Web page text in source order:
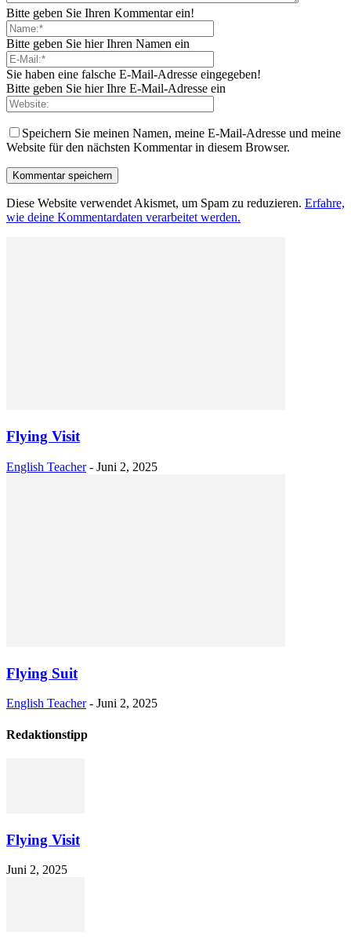
Bitte geben Sie Ihren Kommentar ein!
Bitte geben Sie hier Ihren Namen ein
Sie haben eine falsche E-Mail-Adresse eingegeben!
Bitte geben Sie hier Ihre E-Mail-Adresse ein
Speichern Sie meinen Namen, meine E-Mail-Adresse und meine
Website für den nächsten Kommentar in diesem Browser.
Diese Website verwendet Akismet, um Spam zu reduzieren. Erfahre,
wie deine Kommentardaten verarbeitet werden.
Flying Visit
English Teacher - Juni 2, 2025
Flying Suit
English Teacher - Juni 2, 2025
Redaktionstipp
Flying Visit
Juni 2, 2025